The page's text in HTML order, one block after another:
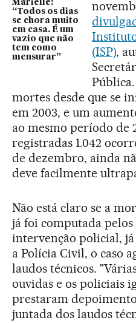
Marielle:
“Todos os dias
se chora muito
em casa. É um
vazio que não
tem como
mensurar”
(ISP),
mortes desde que se
em 2003, e um
ao mesmo período de
registradas 1.042
de dezembro, ainda
deve facilmente
Não está claro se a
já foi computada
intervenção policial,
a Polícia Civil, o caso
laudos técnicos.
ouvidas e os policiais
prestaram
juntada dos laudos